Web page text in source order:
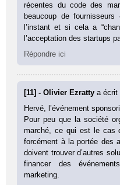
récentes du code des
beaucoup de
l’instant et si cela a
l’acceptation des startups
Répondre ici
[11] - Olivier Ezrattya écrit
Hervé, l’événement
Pour peu que la société
marché, ce qui est le cas
forcément à la portée des
doivent trouver d’autres
financer des
marketing.